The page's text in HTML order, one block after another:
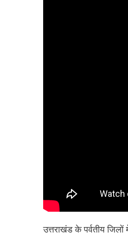
उत्तराखंड के पर्वतीय